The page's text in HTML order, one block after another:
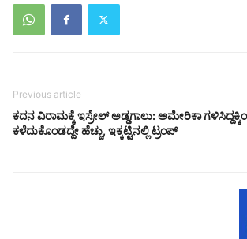
Previous article
ಕದನ ವಿರಾಮಕ್ಕೆ ಇಸ್ರೇಲ್ ಅಡ್ಡಗಾಲು: ಅಮೇರಿಕಾ
ಕಳೆದುಕೊಂಡದ್ದೇ ಹೆಚ್ಚು, ಇಕ್ಕಟ್ಟಿನಲ್ಲಿ ಟ್ರಂಪ್